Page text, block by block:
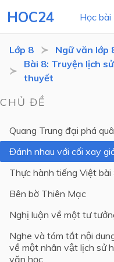
HOC24 Học bài
Lớp 11
Lớp 10
Lớp 9
Lớp 8
Lớp 7
Lớp 6
Lớp 8
Ngữ văn lớp
Bài 8: Truyện lịch
thuyết
CHỦ ĐỀ
Quang Trung đại phá
Đánh nhau với cối xay
Thực hành tiếng Việt bài
Bên bờ Thiên Mạc
Nghị luận về một tư
Nghe và tóm tắt nội
về một nhân vật lịch sử
văn học